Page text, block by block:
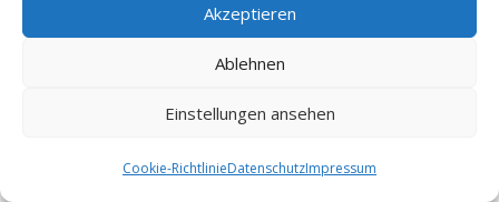
Akzeptieren
Ablehnen
Einstellungen ansehen
Cookie-RichtlinieDatenschutzImpressum
Neuendorf am Damm